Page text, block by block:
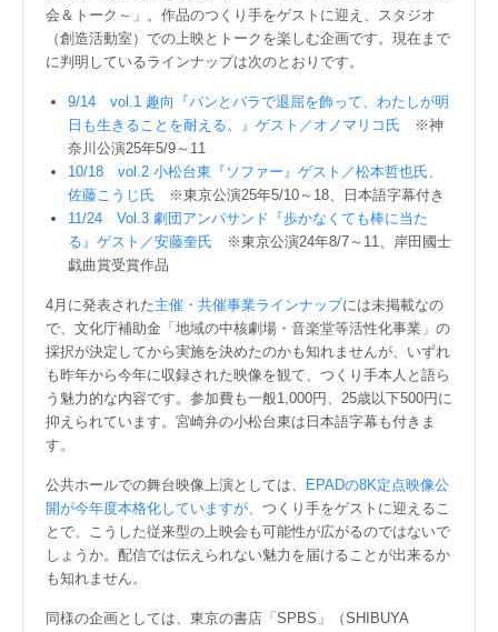
会＆トーク～」。作品のつくり手をゲストに迎え、スタジオ
（創造活動室）での上映とトークを楽しむ企画です。現在まで
に判明しているラインナップは次のとおりです。
9/14 vol.1 趣向『パンとバラで退屈を飾って、わたしが明
日も生きることを耐える。』ゲスト／オノマリコ氏 ※神
奈川公演25年5/9～11
10/18 vol.2 小松台東『ソファー』ゲスト／松本哲也氏、
佐藤こうじ氏 ※東京公演25年5/10～18、日本語字幕付き
11/24 Vol.3 劇団アンパサンド『歩かなくても棒に当た
る』ゲスト／安藤奎氏 ※東京公演24年8/7～11、岸田國士
戯曲賞受賞作品
4月に発表された主催・共催事業ラインナップには未掲載なの
で、文化庁補助金「地域の中核劇場・音楽堂等活性化事業」の
採択が決定してから実施を決めたのかも知れませんが、いずれ
も昨年から今年に収録された映像を観て、つくり手本人と語ら
う魅力的な内容です。参加費も一般1,000円、25歳以下500円に
抑えられています。宮崎弁の小松台東は日本語字幕も付きま
す。
公共ホールでの舞台映像上演としては、
EPADの8K定点映像公
開が今年度本格化していますが、 つくり手をゲストに迎えるこ
とで、こうした従来型の上映会も可能性が広がるのではないで
しょうか。配信では伝えられない魅力を届けることが出来るか
も知れません。
同様の企画としては、東京の書店「SPBS」（SHIBUYA